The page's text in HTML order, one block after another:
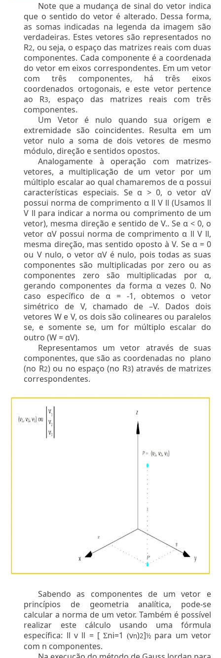
Note que a mudança de sinal do vetor indica
que o sentido do vetor é alterado. Dessa forma,
as somas indicadas na legenda da imagem são
verdadeiras. Estes vetores são representados no
R2, ou seja, o espaço das matrizes reais com duas
componentes. Cada componente é a coordenada
do vetor em eixos correspondentes. Em um vetor
com três componentes, há três eixos
coordenados ortogonais, e este vetor pertence
ao R3, espaço das matrizes reais com três
componentes.
Um Vetor é nulo quando sua origem e
extremidade são coincidentes. Resulta em um
vetor nulo a soma de dois vetores de mesmo
módulo, direção e sentidos opostos.
Analogamente à operação com matrizes-
vetores, a multiplicação de um vetor por um
múltiplo escalar ao qual chamaremos de α possui
características especiais. Se α > 0, o vetor αV
possui norma de comprimento α ll V ll (Usamos ll
V ll para indicar a norma ou comprimento de um
vetor), mesma direção e sentido de V.. Se α < 0, o
vetor αV possui norma de comprimento α ll V ll,
mesma direção, mas sentido oposto à V. Se α = 0
ou V nulo, o vetor αV é nulo, pois todas as suas
componentes são multiplicadas por zero ou as
componentes zero são multiplicadas por α,
gerando componentes da forma α vezes 0. No
caso específico de α = -1, obtemos o vetor
simétrico de V, chamado de –V. Dados dois
vetores W e V, os dois são colineares ou paralelos
se, e somente se, um for múltiplo escalar do
outro (W = αV).
Representamos um vetor através de suas
componentes, que são as coordenadas no plano
(no R2) ou no espaço (no R3) através de matrizes
correspondentes.
Sabendo as componentes de um vetor e
princípios de geometria analítica, pode-se
calcular a norma de um vetor. Também é possível
realizar este cálculo usando uma fórmula
específica: ll v ll = [ Σni=1 (vn)2]½para um vetor
com n componentes.